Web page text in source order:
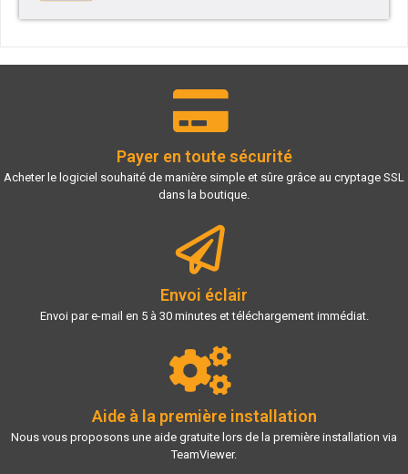
Payer en toute sécurité
Acheter le logiciel souhaité de manière simple et sûre grâce au cryptage SSL
dans la boutique.
Envoi éclair
Envoi par e-mail en 5 à 30 minutes et téléchargement immédiat.
Aide à la première installation
Nous vous proposons une aide gratuite lors de la première installation via
TeamViewer.